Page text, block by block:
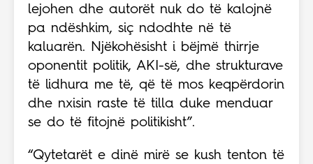
lejohen dhe autorët nuk do të kalojnë
pa ndëshkim, siç ndodhte në të
kaluarën. Njëkohësisht i bëjmë thirrje
oponentit politik, AKI-së, dhe strukturave
të lidhura me të, që të mos keqpërdorin
dhe nxisin raste të tilla duke menduar
se do të fitojnë politikisht”.
“Qytetarët e dinë mirë se kush tenton të